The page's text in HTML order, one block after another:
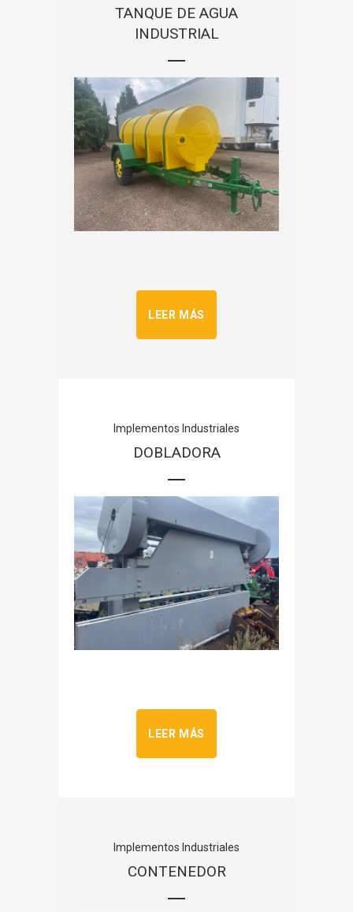
TANQUE DE AGUA
INDUSTRIAL
LEER MÁS
Implementos Industriales
DOBLADORA
LEER MÁS
Implementos Industriales
CONTENEDOR